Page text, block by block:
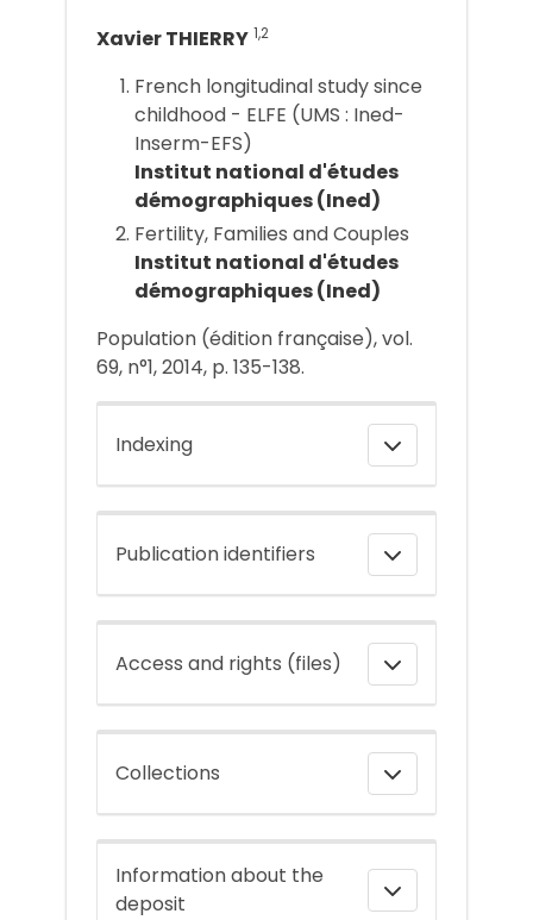
Xavier THIERRY 1,2
French longitudinal study since
childhood - ELFE (UMS : Ined-
Inserm-EFS)
Institut national d'études
démographiques (Ined)
Fertility, Families and Couples
Institut national d'études
démographiques (Ined)
Population (édition française), vol.
69, n°1, 2014, p. 135-138.
Indexing
Publication identifiers
Access and rights (files)
Collections
Information about the
deposit